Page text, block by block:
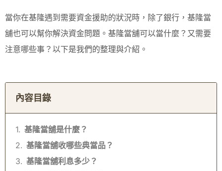
當你在基隆遇到需要資金援助的狀況時，除了銀行，基隆當
舖也可以幫你解決資金問題。基隆當舖可以當什麼？又需要
注意哪些事？以下是我們的整理與介紹。
內容目錄
基隆當舖是什麼？
基隆當舖收哪些典當品？
基隆當舖利息多少？